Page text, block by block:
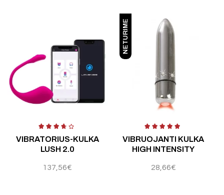
VIBRATORIUS-KULKA
LUSH 2.0
137,56€
NETURIME
VIBRUOJANTI KULKA
HIGH INTENSITY
28,66€
Įvertinimas:5.00 Įvertinimas:4.50